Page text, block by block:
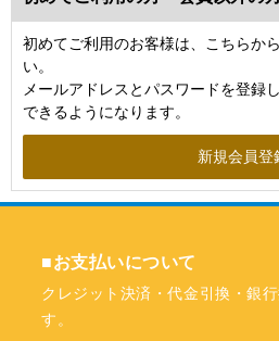
初めてご利用のお客様は、こちらか
い。
メールアドレスとパスワードを登録
できるようになります。
■お支払いについて
クレジット決済・代金引換・銀
す。